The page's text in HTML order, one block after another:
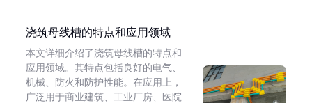
浇筑母线槽的特点和应用领域
本文详细介绍了浇筑母线槽的特点和
应用领域。其特点包括良好的电气、
机械、防火和防护性能。在应用上，
广泛用于商业建筑、工业厂房、医院